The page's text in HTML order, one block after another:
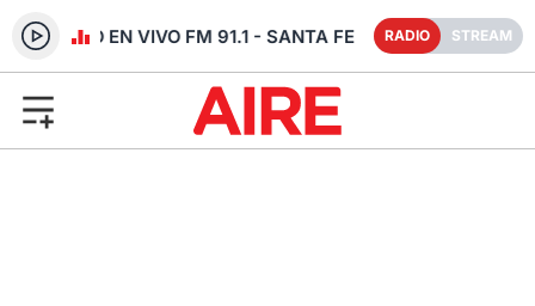
RADIO EN VIVO FM 91.1 - SANTA FE RADIO STREAM